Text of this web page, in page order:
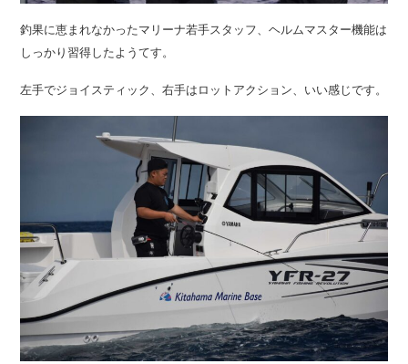
釣果に恵まれなかったマリーナ若手スタッフ、ヘルムマスター機能は
しっかり習得したようてす。
左手でジョイスティック、右手はロットアクション、いい感じです。